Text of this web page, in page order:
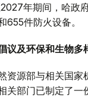
年期间，哈政
655件防火设备。
议及环保和生物多
资源部与相关国
关部门已制定了一